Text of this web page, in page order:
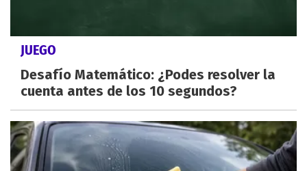
JUEGO
Desafío Matemático: ¿Podes resolver la
cuenta antes de los 10 segundos?